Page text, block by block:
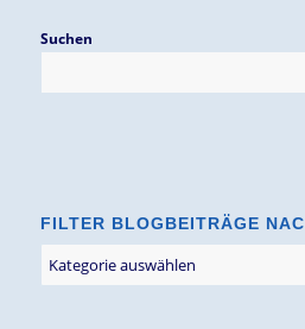
Suchen
FILTER BLOGBEITRÄGE
Blogbeiträge